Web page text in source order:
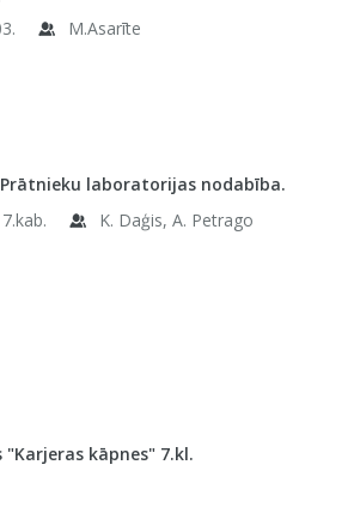
M.Asarīte
Prātnieku laboratorijas nodabība.
K. Daģis, A. Petrago
"Karjeras kāpnes" 7.kl.